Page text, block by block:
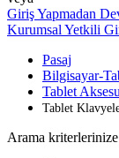
Giriş Yapmadan
Kurumsal Yetkili
Pasaj
Bilgisayar-
Tablet
Tablet
Arama